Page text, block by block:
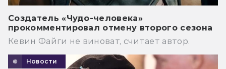
Создатель «Чудо-человека»
прокомментировал отмену второго сезона
Кевин Файги не виноват, считает автор.
Новости